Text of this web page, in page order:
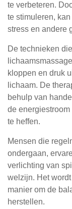
te verbeteren.
te stimuleren,
stress en andere
De technieken
kloppen en druk
lichaam. De
behulp van
de
te heffen.
Mensen die
ondergaan,
verlichting van
welzijn. Het
manier om de
herstellen.